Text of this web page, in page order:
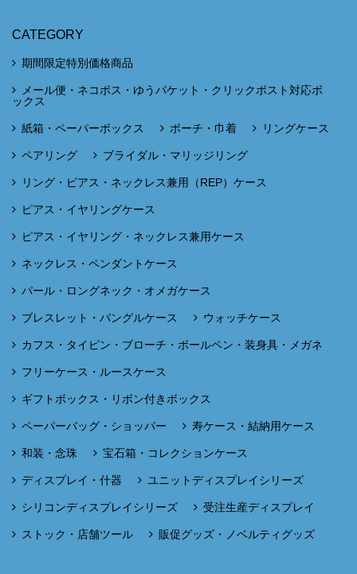
CATEGORY
期間限定特別価格商品
メール便・ネコポス・ゆうパケット・クリックポスト対応ボ
ックス
紙箱・ペーパーボックス ポーチ・巾着 リングケース
ペアリング ブライダル・マリッジリング
リング・ピアス・ネックレス兼用（REP）ケース
ピアス・イヤリングケース
ピアス・イヤリング・ネックレス兼用ケース
ネックレス・ペンダントケース
パール・ロングネック・オメガケース
ブレスレット・バングルケース ウォッチケース
カフス・タイピン・ブローチ・ボールペン・装身具・メガネ
フリーケース・ルースケース
ギフトボックス・リボン付きボックス
ペーパーバッグ・ショッパー 寿ケース・結納用ケース
和装・念珠 宝石箱・コレクションケース
ディスプレイ・什器 ユニットディスプレイシリーズ
シリコンディスプレイシリーズ 受注生産ディスプレイ
ストック・店舗ツール 販促グッズ・ノベルティグッズ